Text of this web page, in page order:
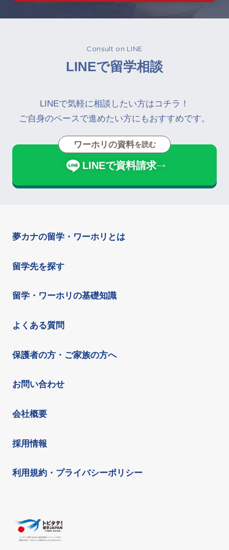
Consult on LINE
LINEで留学相談
LINEで気軽に相談したい方はコチラ！
ご自身のペースで進めたい方にもおすすめです。
ワーホリの資料を読む
LINEで資料請求
夢カナの留学・ワーホリとは
留学先を探す
留学・ワーホリの基礎知識
よくある質問
保護者の方・ご家族の方へ
お問い合わせ
会社概要
採用情報
利用規約・プライバシーポリシー